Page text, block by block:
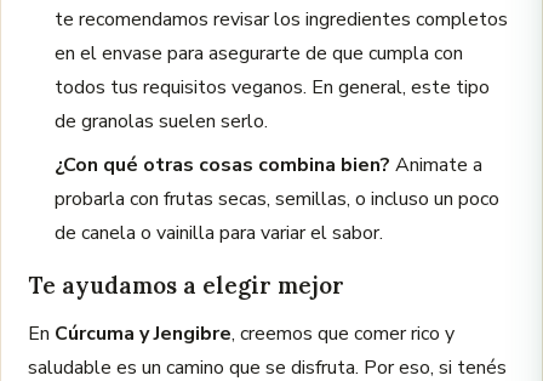
te recomendamos revisar los ingredientes completos
en el envase para asegurarte de que cumpla con
todos tus requisitos veganos. En general, este tipo
de granolas suelen serlo.
¿Con qué otras cosas combina bien? Animate a
probarla con frutas secas, semillas, o incluso un poco
de canela o vainilla para variar el sabor.
Te ayudamos a elegir mejor
En Cúrcuma y Jengibre, creemos que comer rico y
saludable es un camino que se disfruta. Por eso, si tenés